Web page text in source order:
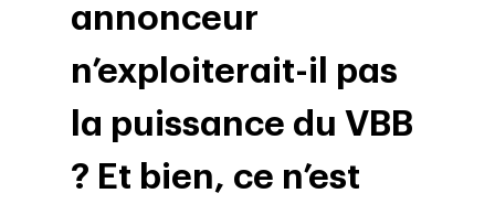
annonceur
n’exploiterait-il pas
la puissance du VBB
? Et bien, ce n’est